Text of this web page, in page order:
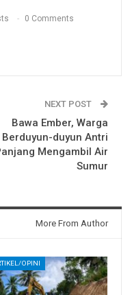
0 Comments
NEXT POST
Bawa Ember, Warga
Berduyun-duyun Antri
Mengambil Air
Sumur
More From Author
OPINI